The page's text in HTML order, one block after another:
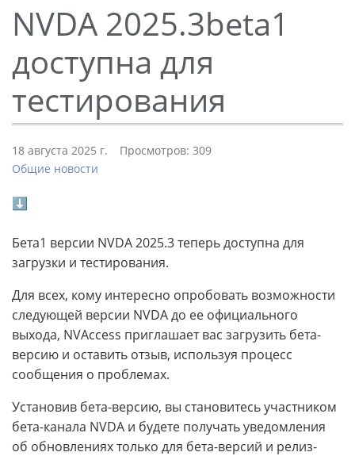
NVDA 2025.3beta1
доступна для
тестирования
18 августа 2025 г.
Просмотров: 309
Общие новости
⬇
Бета1 версии NVDA 2025.3 теперь доступна для
загрузки и тестирования.
Для всех, кому интересно опробовать возможности
следующей версии NVDA до ее официального
выхода, NVAccess приглашает вас загрузить бета-
версию и оставить отзыв, используя процесс
сообщения о проблемах.
Установив бета-версию, вы становитесь участником
бета-канала NVDA и будете получать уведомления
об обновлениях только для бета-версий и релиз-